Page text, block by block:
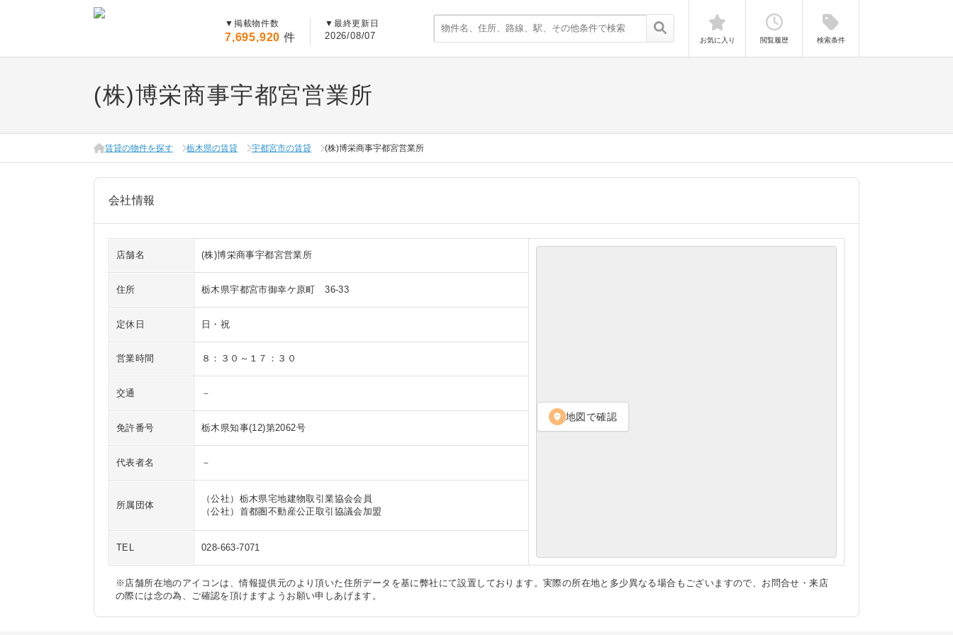
▼ 掲載物件数
7,695,920 件
▼ 最終更新日
2026/08/07 お気に入り 閲覧履歴 検索条件
(株)博栄商事宇都宮営業所
賃貸の物件を探す 栃木県の賃貸 宇都宮市の賃貸 (株)博栄商事宇都宮営業所
会社情報
店舗名 (株)博栄商事宇都宮営業所
location_on 地図で確認
住所 栃木県宇都宮市御幸ケ原町 36-33
定休日 日・祝
営業時間 ８：３０～１７：３０
交通 －
免許番号 栃木県知事(12)第2062号
代表者名 －
所属団体
（公社）栃木県宅地建物取引業協会会員
（公社）首都圏不動産公正取引協議会加盟
TEL 028-663-7071
※店舗所在地のアイコンは、情報提供元のより頂いた住所データを基に弊社にて設置しております。実際の所在地と多少異なる場合もございますので、お問合せ・来店
の際には念の為、ご確認を頂けますようお願い申しあげます。